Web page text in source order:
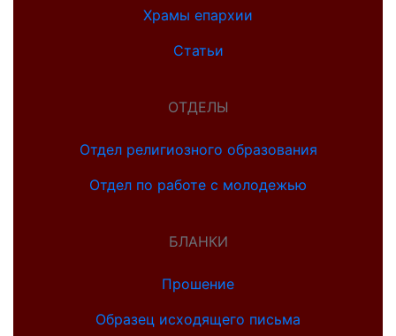
Храмы епархии
Статьи
ОТДЕЛЫ
Отдел религиозного образования
Отдел по работе с молодежью
БЛАНКИ
Прошение
Образец исходящего письма